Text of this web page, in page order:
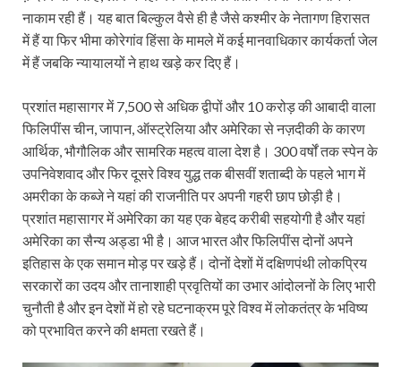
नाकाम रही हैं। यह बात बिल्कुल वैसे ही है जैसे कश्मीर के नेतागण हिरासत
में हैं या फिर भीमा कोरेगांव हिंसा के मामले में कई मानवाधिकार कार्यकर्ता जेल
में हैं जबकि न्यायालयों ने हाथ खड़े कर दिए हैं।
प्रशांत महासागर में 7,500 से अधिक द्वीपों और 10 करोड़ की आबादी वाला
फिलिपींस चीन, जापान, ऑस्ट्रेलिया और अमेरिका से नज़दीकी के कारण
आर्थिक, भौगौलिक और सामरिक महत्व वाला देश है। 300 वर्षों तक स्पेन के
उपनिवेशवाद और फिर दूसरे विश्व युद्ध तक बीसवीं शताब्दी के पहले भाग में
अमरीका के कब्जे ने यहां की राजनीति पर अपनी गहरी छाप छोड़ी है।
प्रशांत महासागर में अमेरिका का यह एक बेहद करीबी सहयोगी है और यहां
अमेरिका का सैन्य अड्डा भी है। आज भारत और फिलि‍पींस दोनों अपने
इतिहास के एक समान मोड़ पर खड़े हैं। दोनों देशों में दक्षिणपंथी लोकप्रिय
सरकारों का उदय और तानाशाही प्रवृतियों का उभार आंदोलनों के लिए भारी
चुनौती है और इन देशों में हो रहे घटनाक्रम पूरे विश्व में लोकतंत्र के भविष्य
को प्रभावित करने की क्षमता रखते हैं।